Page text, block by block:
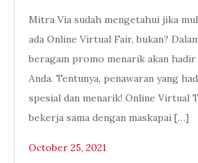
Mitra Via sudah mengetahui jika
ada Online Virtual Fair, bukan?
beragam promo menarik akan
Anda. Tentunya, penawaran yang
spesial dan menarik! Online Virtual
bekerja sama dengan maskapai […]
October 25, 2021